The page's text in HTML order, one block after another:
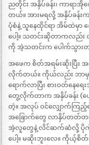
ညတိုင်း အနှိပ်ခန်း၊ ကာရာအိုက
တယ်။ အားမရလို့ အနှိပ်ခန်း
ပုံစံနဲ့ သူနေထိုင်ရာ အိမ်ထဲမှ
ပေါ့။ သတင်းဆိုတာကလည်း
ကို အဲ့သတင်းက ပေါက်သွား
အဖေက စိတ်အရမ်းဆိုးပြီး
လိုက်တယ်။ ကိုယ်လည်း ဘာမှ
ရောက်လာပြီး စားဝတ်နေရ
တွေ့လိုက်တာက အနှိပ်ခန်း (ယေ
တဲ့။ အလုပ် ဝင်လျှောက်ကြည့်
အခြောက်တွေ လာနှိပ်တတ်
အဲ့လူတွေနဲ့ လိင်ဆက်ဆံလို့ ပိုက်ဆံ
ပေါ့။ မဆိုးဘူးလေ။ ကိုယ့်စိတ်